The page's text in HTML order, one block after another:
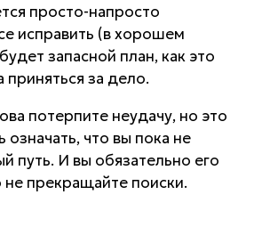
просто-напросто
исправить (в хорошем
запасной план, как это
приняться за дело.
потерпите неудачу, но это
означать, что вы пока не
путь. И вы обязательно его
прекращайте поиски.